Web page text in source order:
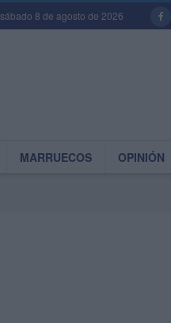
sábado 8 de agosto de 2026
MARRUECOS OPINIÓN